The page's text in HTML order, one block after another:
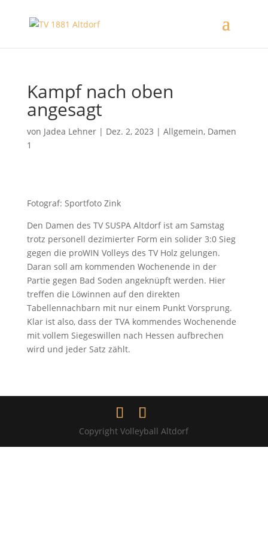
Kampf nach oben
angesagt
von Jadea Lehner| Dez. 2, 2023 | Allgemein, Damen
1
Fotograf: Sportfoto Zink
Den Damen des TV SUSPA Altdorf ist am Samstag
trotz personell dezimierter Form ein solider 3:0 Sieg
gegen die proWIN Volleys des TV Holz gelungen.
Daran soll am kommenden Wochenende in der
Partie gegen Bad Soden angeknüpft werden. Hier
treffen die Löwinnen auf den direkten
Tabellennachbarn mit nur einem Punkt Vorsprung.
Klar ist also, dass der TVA kommendes Wochenende
mit vollem Siegeswillen nach Hessen aufbrechen
wird und jeder Satz zählt.
Copyright Volleyball Altdorf